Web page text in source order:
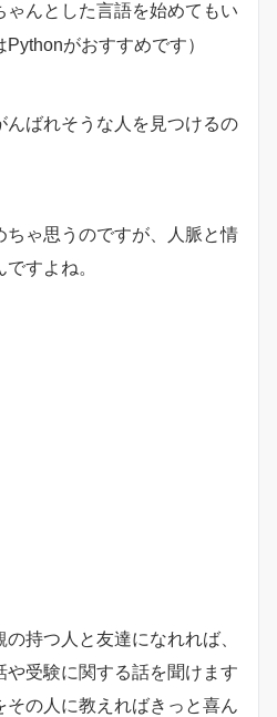
ゃんとした言語を始めてもい
がおすすめです）
んばれそうな人を見つけるの
ちゃ思うのですが、人脈と情
すよね。
持つ人と友達になれれば、
受験に関する話を聞けます
その人に教えればきっと喜ん